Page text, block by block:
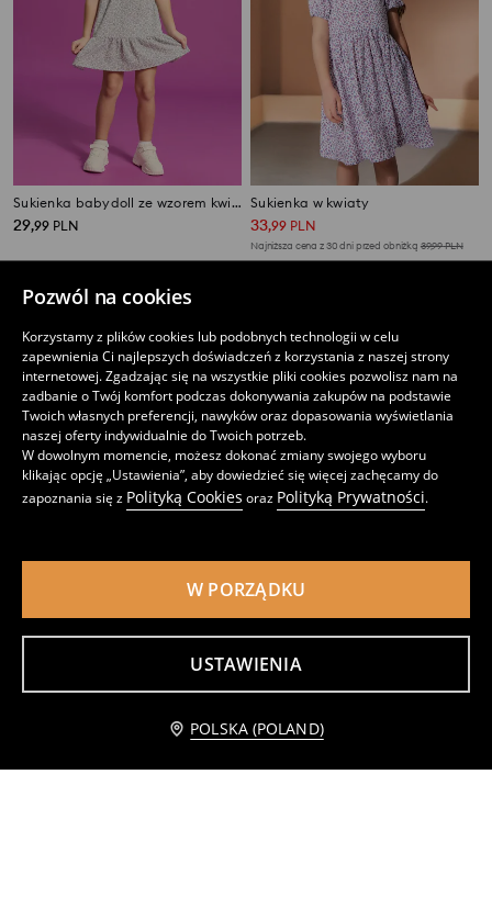
Pozwól na cookies
Korzystamy z plików cookies lub podobnych technologii w celu
zapewnienia Ci najlepszych doświadczeń z korzystania z naszej strony
internetowej. Zgadzając się na wszystkie pliki cookies pozwolisz nam na
zadbanie o Twój komfort podczas dokonywania zakupów na podstawie
Twoich własnych preferencji, nawyków oraz dopasowania wyświetlania
naszej oferty indywidualnie do Twoich potrzeb.
W dowolnym momencie, możesz dokonać zmiany swojego wyboru
klikając opcję „Ustawienia”, aby dowiedzieć się więcej zachęcamy do
zapoznania się z Polityką Cookies oraz Polityką Prywatności.
USTAWIENIA
W PORZĄDKU
POLSKA (POLAND)
Sukienka babydoll ze wzorem kwiatowym
29,99 PLN
Sukienka w kwiaty
33,99 PLN
Najniższa cena z 30 dni przed obniżką 39,99PLN
24,99 PLN
Najniższa cena z 30 dni przed obniżką29,99PLN
29,99 PLN
Najniższa cena z 30 dni przed obniżką35,99PLN
Powiadom mnie